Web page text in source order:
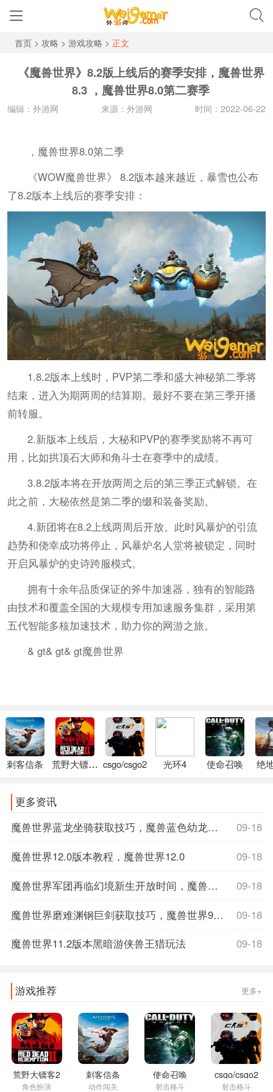
首页> 攻略 > 游戏攻略 > 正文
《魔兽世界》8.2版上线后的赛季安排，魔兽世界
8.3 ，魔兽世界8.0第二赛季
编辑：外游网 来源：外游网 时间：2022-06-22
，魔兽世界8.0第二季
《WOW魔兽世界》 8.2版本越来越近，暴雪也公布
了8.2版本上线后的赛季安排：
1.8.2版本上线时，PVP第二季和盛大神秘第二季将
结束，进入为期两周的结算期。最好不要在第三季开播
前转服。
2.新版本上线后，大秘和PVP的赛季奖励将不再可
用，比如拱顶石大师和角斗士在赛季中的成绩。
3.8.2版本将在开放两周之后的第三季正式解锁。在
此之前，大秘依然是第二季的缀和装备奖励。
4.新团将在8.2上线两周后开放。此时风暴炉的引流
趋势和侥幸成功将停止，风暴炉名人堂将被锁定，同时
开启风暴炉的史诗跨服模式。
拥有十余年品质保证的斧牛加速器，独有的智能路
由技术和覆盖全国的大规模专用加速服务集群，采用第
五代智能多核加速技术，助力你的网游之旅。
& gt& gt& gt魔兽世界
刺客信条 荒野大镖客2 csgo/csgo2 光环4 使命召唤 绝
更多资讯
09-18
魔兽世界蓝龙坐骑获取技巧，魔兽蓝色幼龙坐骑
09-18
魔兽世界12.0版本教程，魔兽世界12.0
09-18
魔兽世界军团再临幻境新生开放时间，魔兽世界军团再临数据库
09-18
魔兽世界磨难渊钢巨剑获取技巧，魔兽世界9.1磨难词缀
09-18
魔兽世界11.2版本黑暗游侠兽王猎玩法
游戏推荐 更多+
荒野大镖客2
角色扮演
刺客信条
动作闯关
使命召唤
射击格斗
csgo/csgo2
射击格斗